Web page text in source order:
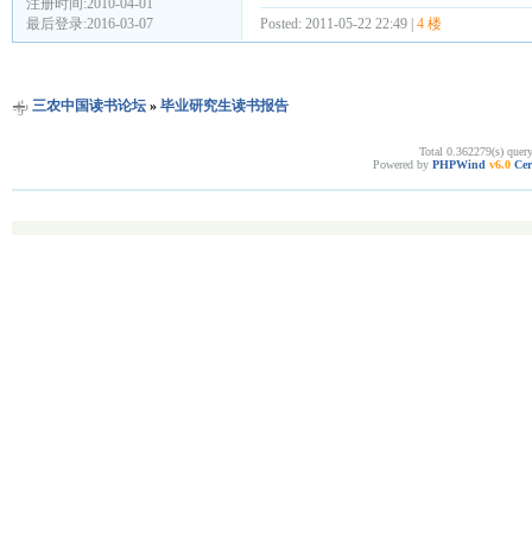
最后登录:2016-03-07
Posted: 2011-05-22 22:49 | 4 楼
三农中国读书论坛» 毕业研究生读书报告
Total 0.362279(s)
Powered by PHPWind v6.0